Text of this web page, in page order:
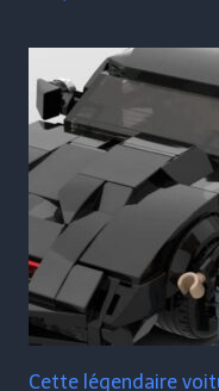
Cette légendaire